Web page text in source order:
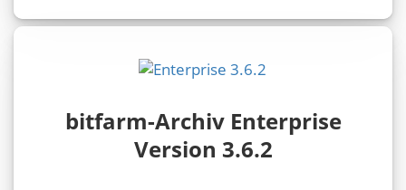
bitfarm-Archiv Enterprise
Version 3.6.2